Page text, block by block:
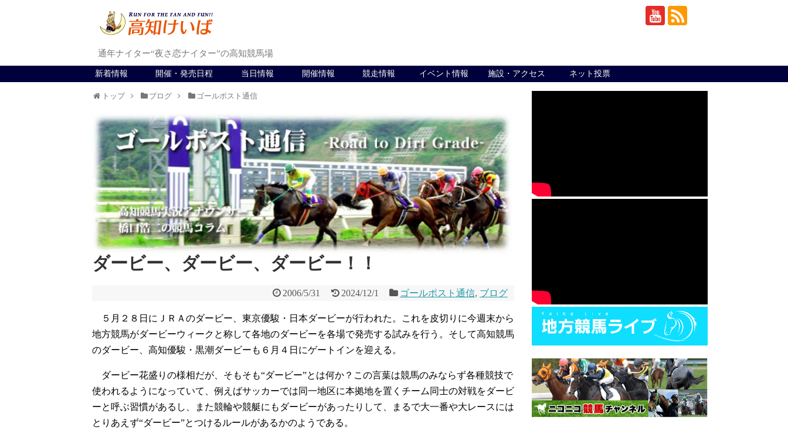
通年ナイター“夜さ恋ナイター”の高知競馬場
新着情報 開催・発売日程 当日情報 開催情報 競走情報 イベント情報 施設・アクセス ネット投票
トップ ブログ ゴールポスト通信
ダービー、ダービー、ダービー！！
2006/5/31 2024/12/1 ゴールポスト通信, ブログ
５月２８日にＪＲＡのダービー、東京優駿・日本ダービーが行われた。これを皮切りに今週末から
地方競馬がダービーウィークと称して各地のダービーを各場で発売する試みを行う。そして高知競馬
のダービー、高知優駿・黒潮ダービーも６月４日にゲートインを迎える。
ダービー花盛りの様相だが、そもそも“ダービー”とは何か？この言葉は競馬のみならず各種競技で
使われるようになっていて、例えばサッカーでは同一地区に本拠地を置くチーム同士の対戦をダービ
ーと呼ぶ習慣があるし、また競輪や競艇にもダービーがあったりして、まるで大一番や大レースには
とりあえず“ダービー”とつけるルールがあるかのようである。